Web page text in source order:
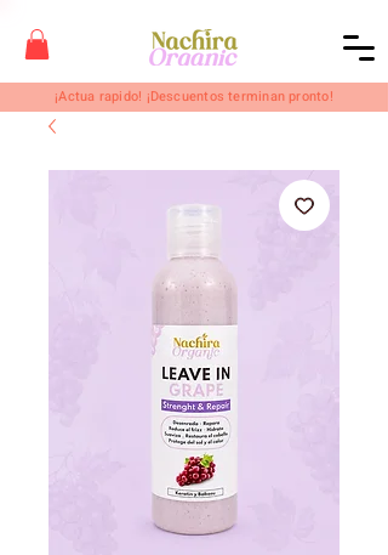
¡Actua rapido! ¡Descuentos terminan pronto!